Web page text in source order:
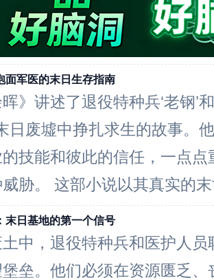
面军医的末日生存指南
晖》讲述了退役特种兵‘老钢’
日废墟中挣扎求生的故事。
技能和彼此的信任，一点点
胁。 这部小说以其真实的
末日基地的第一个信号
中，退役特种兵和医护人员
垒。他们必须在资源匮乏、